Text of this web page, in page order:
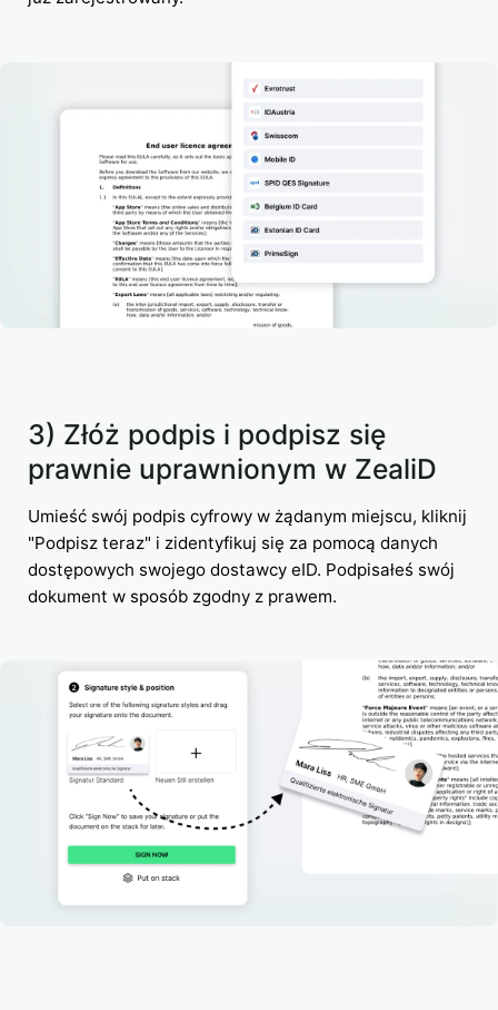
3) Złóż podpis i podpisz się
prawnie uprawnionym w ZealiD
Umieść swój podpis cyfrowy w żądanym miejscu, kliknij
"Podpisz teraz" i zidentyfikuj się za pomocą danych
dostępowych swojego dostawcy eID. Podpisałeś swój
dokument w sposób zgodny z prawem.